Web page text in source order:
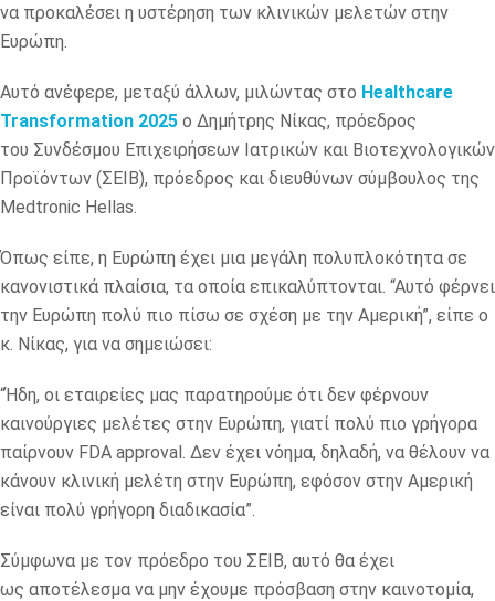
να προκαλέσει η υστέρηση των κλινικών μελετών στην
Ευρώπη.
Αυτό ανέφερε, μεταξύ άλλων, μιλώντας στο Healthcare
Transformation 2025 ο Δημήτρης Νίκας, πρόεδρος
του Συνδέσμου Επιχειρήσεων Ιατρικών και Βιοτεχνολογικών
Προϊόντων (ΣΕΙΒ), πρόεδρος και διευθύνων σύμβουλος της
Medtronic Hellas.
Όπως είπε, η Ευρώπη έχει μια μεγάλη πολυπλοκότητα σε
κανονιστικά πλαίσια, τα οποία επικαλύπτονται. “Αυτό φέρνει
την Ευρώπη πολύ πιο πίσω σε σχέση με την Αμερική”, είπε ο
κ. Νίκας, για να σημειώσει:
“Ήδη, οι εταιρείες μας παρατηρούμε ότι δεν φέρνουν
καινούργιες μελέτες στην Ευρώπη, γιατί πολύ πιο γρήγορα
παίρνουν FDA approval. Δεν έχει νόημα, δηλαδή, να θέλουν να
κάνουν κλινική μελέτη στην Ευρώπη, εφόσον στην Αμερική
είναι πολύ γρήγορη διαδικασία”.
Σύμφωνα με τον πρόεδρο του ΣΕΙΒ, αυτό θα έχει
ως αποτέλεσμα να μην έχουμε πρόσβαση στην καινοτομία,